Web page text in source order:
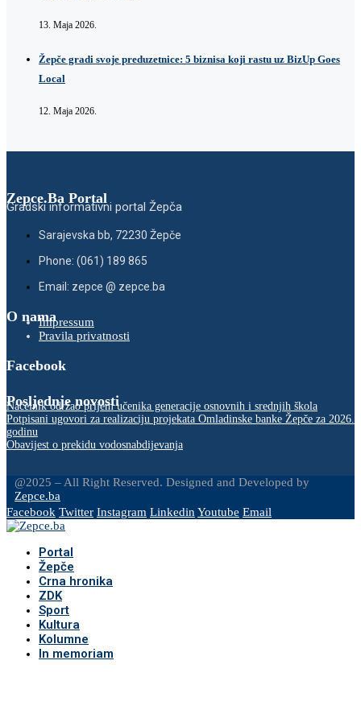
13. Maja 2026.
Žepče gradi svoje preduzetnice: 5 biznisa koji rastu uz BizUp Goes
Local
12. Maja 2026.
Zepce.Ba Portal
Gradski informativni portal Žepča
Sarajevska bb, 72230 Žepče
Phone: (061) 189 865
Email: zepce @ zepce.ba
O namaImpressum
Pravila privatnosti
Facebook
Posljednje novosti
Načelnik održao prijem učenika generacije osnovnih i srednjih škola
Potpisani ugovori za realizaciju projekata Omladinske banke Žepče za 2026.
godinu
Obavijest o prekidu vodosnabdijevanja
@2025 – All Right Reserved. Designed and Developed by
Zepce.ba
Facebook Twitter Instagram LinkedinYoutube Email
Portal
Žepče
Crna hronika
ZDK
Sport
Kultura
Kolumne
In memoriam